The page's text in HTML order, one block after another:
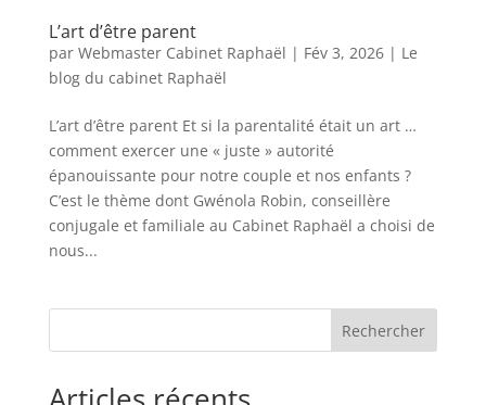
L’art d’être parent
par Webmaster Cabinet Raphaël | Fév 3, 2026| Le
blog du cabinet Raphaël
L’art d’être parent Et si la parentalité était un art …
comment exercer une « juste » autorité
épanouissante pour notre couple et nos enfants ?
C’est le thème dont Gwénola Robin, conseillère
conjugale et familiale au Cabinet Raphaël a choisi de
nous...
Rechercher